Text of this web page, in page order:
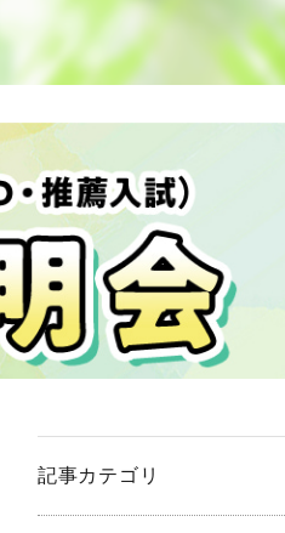
記事カテゴリ